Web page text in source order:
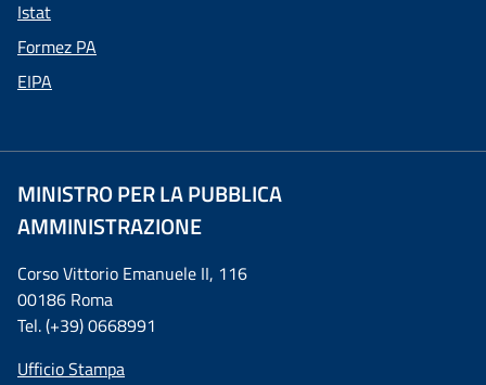
Istat
Formez PA
EIPA
MINISTRO PER LA PUBBLICA
AMMINISTRAZIONE
Corso Vittorio Emanuele II, 116
00186 Roma
Tel. (+39) 0668991
Ufficio Stampa